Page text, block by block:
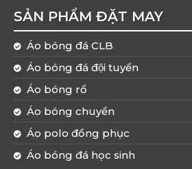
SẢN PHẨM ĐẶT MAY
Áo bóng đá CLB
Áo bóng đá đội tuyển
Áo bóng rổ
Áo bóng chuyền
Áo polo đồng phục
Áo bóng đá học sinh